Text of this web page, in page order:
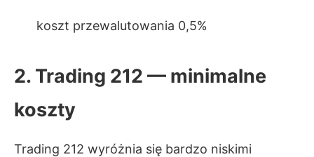
koszt przewalutowania 0,5%
2. Trading 212 — minimalne
koszty
Trading 212 wyróżnia się bardzo niskimi